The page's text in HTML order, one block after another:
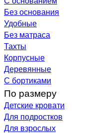
Без основания
Удобные
Без матраса
Тахты
Корпусные
Деревянные
С бортиками
По размеру
Детские кровати
Для подростков
Для взрослых